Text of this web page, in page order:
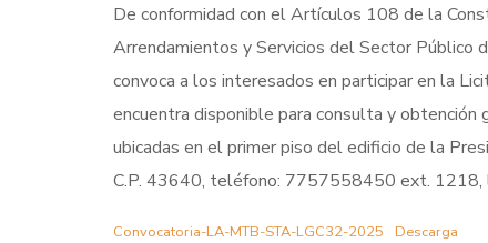
De conformidad con el Artículos 108 de la
Arrendamientos y Servicios del Sector
convoca a los interesados en participar en la
encuentra disponible para consulta y
ubicadas en el primer piso del edificio de la
C.P. 43640, teléfono: 7757558450 ext. 1218,
Convocatoria-LA-MTB-STA-LGC32-2025 Descarga